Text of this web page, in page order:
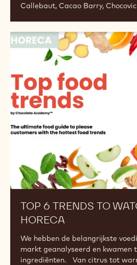
Callebaut, Cacao Barry,
TOP 6 TRENDS TO
HORECA
We hebben de belangrijkste
markt geanalyseerd en kwamen
ingrediënten. Van citrus tot
Top
6
to
Watch
in
Horeca